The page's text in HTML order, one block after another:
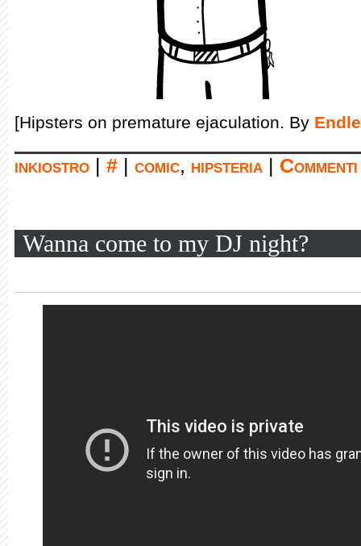
[Hipsters on premature ejaculation. By
inkiostro # comic, hipsteria
Wanna come to my DJ night?